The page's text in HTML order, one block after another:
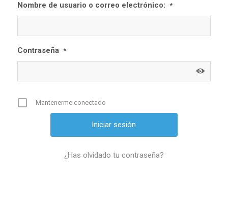
Nombre de usuario o correo electrónico: *
Contraseña *
Mantenerme conectado
¿Has olvidado tu contraseña?